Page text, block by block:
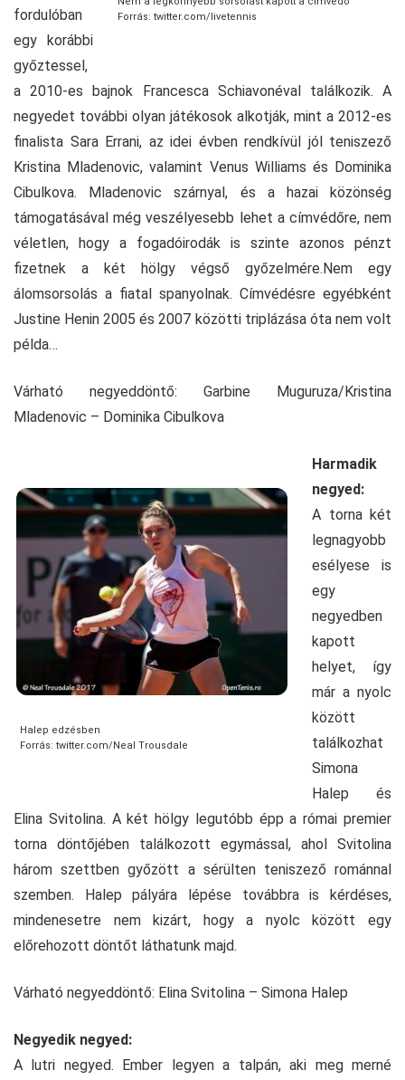
Forrás: twitter.com/livetennis
fordulóban
egy korábbi
győztessel,
a 2010-es bajnok Francesca Schiavonéval találkozik. A
negyedet további olyan játékosok alkotják, mint a 2012-es
finalista Sara Errani, az idei évben rendkívül jól teniszező
Kristina Mladenovic, valamint Venus Williams és Dominika
Cibulkova. Mladenovic szárnyal, és a hazai közönség
támogatásával még veszélyesebb lehet a címvédőre, nem
véletlen, hogy a fogadóirodák is szinte azonos pénzt
fizetnek a két hölgy végső győzelmére.Nem egy
álomsorsolás a fiatal spanyolnak. Címvédésre egyébként
Justine Henin 2005 és 2007 közötti triplázása óta nem volt
példa…
Várható negyeddöntő: Garbine Muguruza/Kristina
Mladenovic – Dominika Cibulkova
Halep edzésben
Forrás: twitter.com/Neal Trousdale
Harmadik
negyed:
A torna két
legnagyobb
esélyese is
egy
negyedben
kapott
helyet, így
már a nyolc
között
találkozhat
Simona
Halep és
Elina Svitolina. A két hölgy legutóbb épp a római premier
torna döntőjében találkozott egymással, ahol Svitolina
három szettben győzött a sérülten teniszező románnal
szemben. Halep pályára lépése továbbra is kérdéses,
mindenesetre nem kizárt, hogy a nyolc között egy
előrehozott döntőt láthatunk majd.
Várható negyeddöntő: Elina Svitolina – Simona Halep
Negyedik negyed:
A lutri negyed. Ember legyen a talpán, aki meg merné